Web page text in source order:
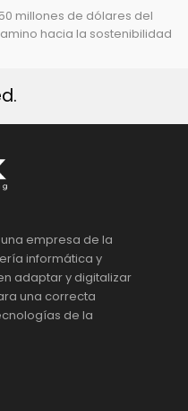
millones de dólares del
hacia la sostenibilidad
una empresa de la
informática y
adaptar y digitalizar
una correcta
de la